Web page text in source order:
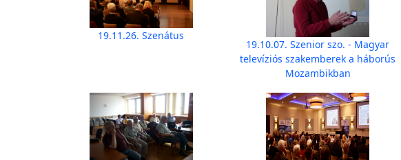
19.11.26. Szenátus
19.10.07. Szenior szo. - Magyar
televíziós szakemberek a háborús
Mozambikban